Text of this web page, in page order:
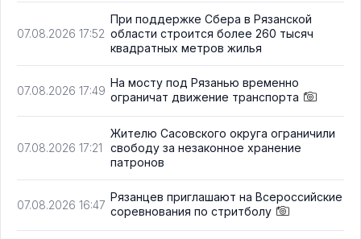
07.08.2026 17:52
При поддержке Сбера в Рязанской
области строится более 260 тысяч
квадратных метров жилья
07.08.2026 17:49
На мосту под Рязанью временно
ограничат движение транспорта
07.08.2026 17:21
Жителю Сасовского округа ограничили
свободу за незаконное хранение
патронов
07.08.2026 16:47
Рязанцев приглашают на Всероссийские
соревнования по стритболу